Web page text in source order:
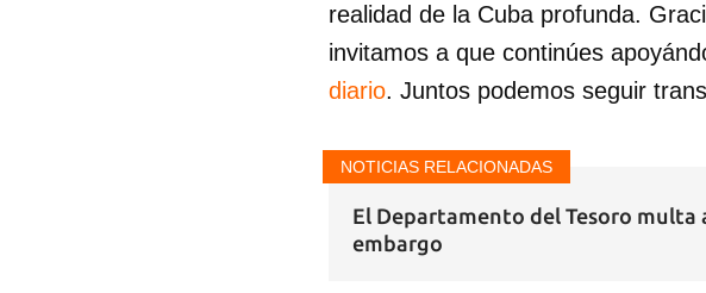
realidad de la Cuba profunda.
invitamos a que continúes
diario. Juntos podemos seguir
NOTICIAS RELACIONADAS
El Departamento del Tesoro multa
embargo